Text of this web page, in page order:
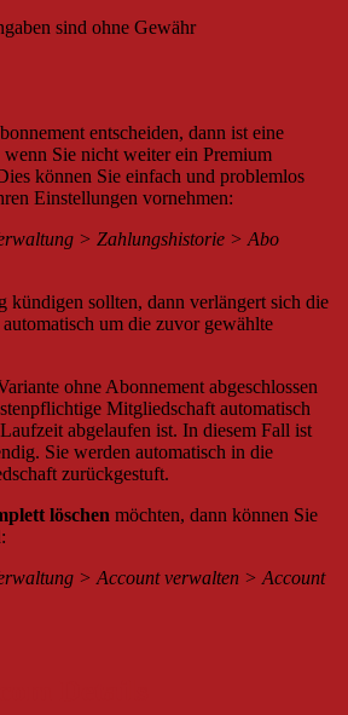
sind ohne Gewähr
entscheiden, dann ist eine
Sie nicht weiter ein Premium
können Sie einfach und problemlos
Einstellungen vornehmen:
> Zahlungshistorie > Abo
kündigen sollten, dann verlängert sich die
um die zuvor gewählte
ohne Abonnement abgeschlossen
Mitgliedschaft automatisch
abgelaufen ist. In diesem Fall ist
Sie werden automatisch in die
zurückgestuft.
löschen möchten, dann können Sie
> Account verwalten > Account